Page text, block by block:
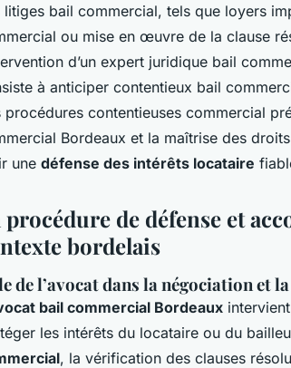
litiges bail commercial, tels que loyers
ou mise en œuvre de la clause
d’un expert juridique bail
à anticiper contentieux bail
procédures contentieuses commercial
Bordeaux et la maîtrise des
une défense des intérêts locataire
procédure de défense et
bordelais
de l’avocat dans la négociation et
bail commercial Bordeaux
les intérêts du locataire ou du
, la vérification des clauses